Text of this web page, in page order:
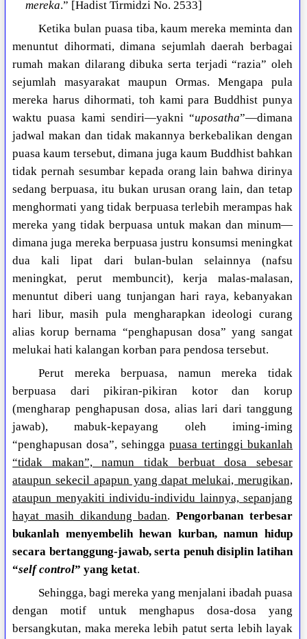
mereka.” [Hadist Tirmidzi No. 2533]
Ketika bulan puasa tiba, kaum mereka meminta dan
menuntut dihormati, dimana sejumlah daerah berbagai
rumah makan dilarang dibuka serta terjadi “razia” oleh
sejumlah masyarakat maupun Ormas. Mengapa pula
mereka harus dihormati, toh kami para Buddhist punya
waktu puasa kami sendiri—yakni “uposatha”—dimana
jadwal makan dan tidak makannya berkebalikan dengan
puasa kaum tersebut, dimana juga kaum Buddhist bahkan
tidak pernah sesumbar kepada orang lain bahwa dirinya
sedang berpuasa, itu bukan urusan orang lain, dan tetap
menghormati yang tidak berpuasa terlebih merampas hak
mereka yang tidak berpuasa untuk makan dan minum—
dimana juga mereka berpuasa justru konsumsi meningkat
dua kali lipat dari bulan-bulan selainnya (nafsu
meningkat, perut membuncit), kerja malas-malasan,
menuntut diberi uang tunjangan hari raya, kebanyakan
hari libur, masih pula mengharapkan ideologi curang
alias korup bernama “penghapusan dosa” yang sangat
melukai hati kalangan korban para pendosa tersebut.
Perut mereka berpuasa, namun mereka tidak
berpuasa dari pikiran-pikiran kotor dan korup
(mengharap penghapusan dosa, alias lari dari tanggung
jawab), mabuk-kepayang oleh iming-iming
“penghapusan dosa”, sehinggapuasa tertinggi bukanlah
“tidak makan”, namun tidak berbuat dosa sebesar
ataupun sekecil apapun yang dapat melukai, merugikan,
ataupun menyakiti individu-individu lainnya, sepanjang
hayat masih dikandung badan.Pengorbanan terbesar
bukanlah menyembelih hewan kurban, namun hidup
secara bertanggung-jawab, serta penuh disiplin latihan
“self control” yang ketat.
Sehingga, bagi mereka yang menjalani ibadah puasa
dengan motif untuk menghapus dosa-dosa yang
bersangkutan, maka mereka lebih patut serta lebih layak